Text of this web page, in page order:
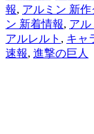
報, アルミン 新
ン 新着情報, アル
アルレルト , キャ
速報, 進撃の巨人